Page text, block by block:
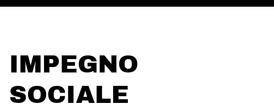
IMPEGNO
SOCIALE